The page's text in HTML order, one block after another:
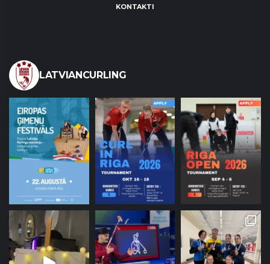
KONTAKTI
LATVIANCURLING